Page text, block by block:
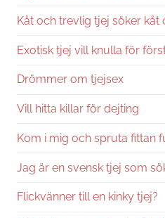
Kåt och trevlig tjej söker
Exotisk tjej vill knulla för
Drömmer om tjejsex
Vill hitta killar för dejting
Kom i mig och spruta fittan
Jag är en svensk tjej som
Flickvänner till en kinky tjej?